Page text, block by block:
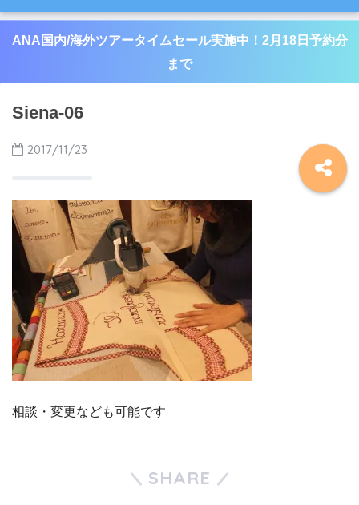
ANA国内/海外ツアータイムセール実施中！2月18日予約分
まで
Siena-06
2017/11/23
相談・変更なども可能です
SHARE